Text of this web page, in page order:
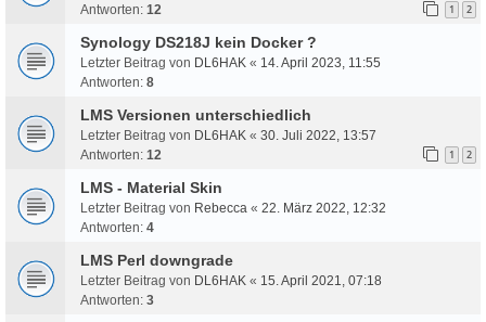
Antworten: 12 1 2
Synology DS218J kein Docker ?
Letzter Beitrag von DL6HAK « 14. April 2023, 11:55
Antworten: 8
LMS Versionen unterschiedlich
Letzter Beitrag von DL6HAK « 30. Juli 2022, 13:57
Antworten: 12 1 2
LMS - Material Skin
Letzter Beitrag von Rebecca « 22. März 2022, 12:32
Antworten: 4
LMS Perl downgrade
Letzter Beitrag von DL6HAK « 15. April 2021, 07:18
Antworten: 3